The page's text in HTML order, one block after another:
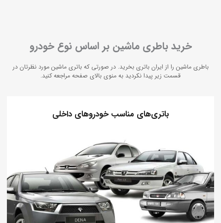
خرید باطری ماشین بر اساس نوع خودرو
باطری ماشین را از ایران باتری بخرید. در صورتی که باتری ماشین مورد نظرتان در
قسمت زیر پیدا نکردید به منوی بالای صفحه مراجعه کنید.
باتری‌های مناسب خودروهای داخلی